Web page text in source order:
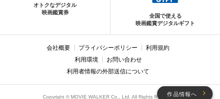
作品情報へ
オトクなデジタル
映画鑑賞券
全国で使える
映画鑑賞デジタルギフト
会社概要 プライバシーポリシー
利用規約
利用環境
お問い合わせ
利用者情報の外部送信について
Copyright © MOVIE WALKER Co., Ltd. All Rights Reserved.